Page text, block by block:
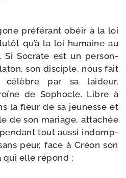
pré­fé­rant obéir à la loi
qu’à la loi humaine au
Si Socrate est un per­son­
son dis­ciple, nous fait
célèbre par sa lai­deur,
de Sophocle. Libre à
la fleur de sa jeu­nesse et
de son mariage, atta­chée
tout aus­si indomp­
peur, face à Créon son
qui elle répond :